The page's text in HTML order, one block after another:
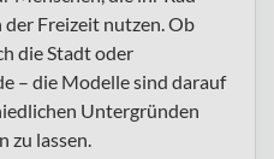
Freizeit nutzen. Ob
die Stadt oder
– die Modelle sind darauf
Untergründen
zu lassen.